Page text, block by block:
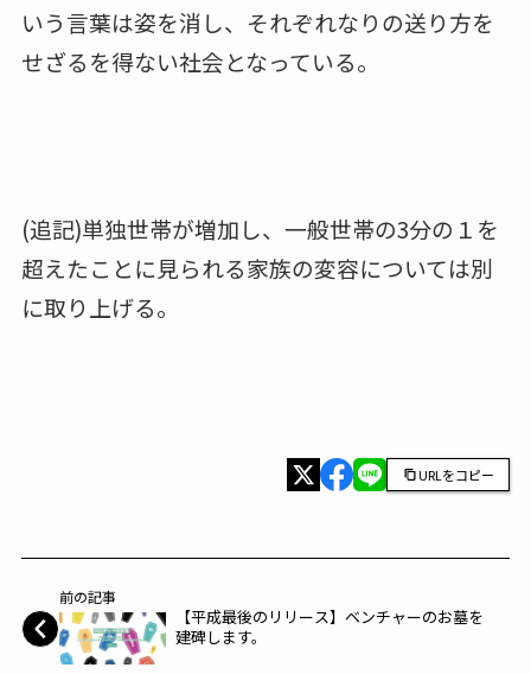
いう言葉は姿を消し、それぞれなりの送り方を
せざるを得ない社会となっている。
(追記)単独世帯が増加し、一般世帯の3分の１を
超えたことに見られる家族の変容については別
に取り上げる。
URLをコピー
前の記事
【平成最後のリリース】ベンチャーのお墓を
建碑します。